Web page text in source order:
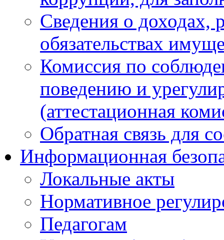
Сведения о доходах,
обязательствах
Комиссия по
поведению и
(аттестационная
Обратная связь для
Информационная
Локальные акты
Нормативное
Педагогам